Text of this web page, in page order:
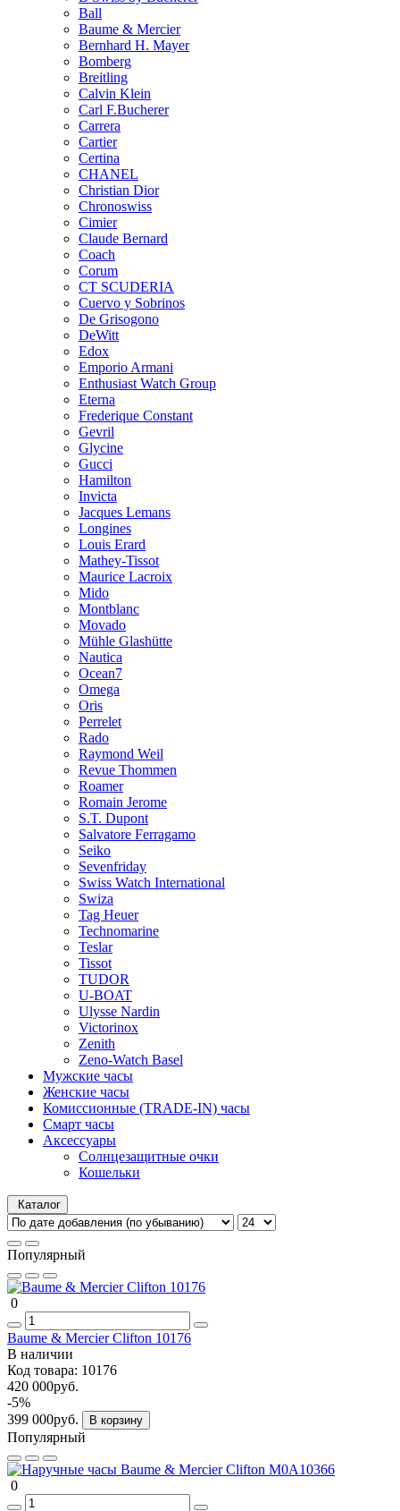
Ball
Baume & Mercier
Bernhard H. Mayer
Bomberg
Breitling
Calvin Klein
Carl F.Bucherer
Carrera
Cartier
Certina
CHANEL
Christian Dior
Chronoswiss
Cimier
Claude Bernard
Coach
Corum
CT SCUDERIA
Cuervo y Sobrinos
De Grisogono
DeWitt
Edox
Emporio Armani
Enthusiast Watch Group
Eterna
Frederique Constant
Gevril
Glycine
Gucci
Hamilton
Invicta
Jacques Lemans
Longines
Louis Erard
Mathey-Tissot
Maurice Lacroix
Mido
Montblanc
Movado
Mühle Glashütte
Nautica
Ocean7
Omega
Oris
Perrelet
Rado
Raymond Weil
Revue Thommen
Roamer
Romain Jerome
S.T. Dupont
Salvatore Ferragamo
Seiko
Sevenfriday
Swiss Watch International
Swiza
Tag Heuer
Technomarine
Teslar
Tissot
TUDOR
U-BOAT
Ulysse Nardin
Victorinox
Zenith
Zeno-Watch Basel
Мужские часы
Женские часы
Комиссионные (TRADE-IN) часы
Смарт часы
Аксессуары
Солнцезащитные очки
Кошельки
Каталог
Популярный
0
Baume & Mercier Clifton 10176
В наличии
Код товара: 10176
420 000руб.
-5%
399 000руб.
В корзину
Популярный
0